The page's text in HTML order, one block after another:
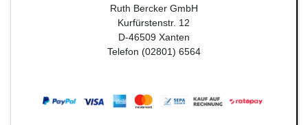
Ruth Bercker GmbH
Kurfürstenstr. 12
D-46509 Xanten
Telefon (02801) 6564